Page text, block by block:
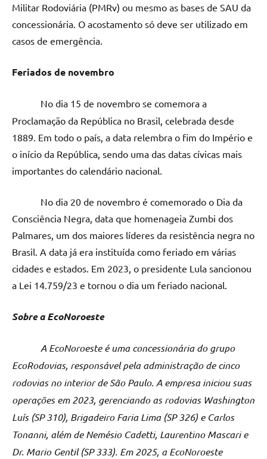
Militar Rodoviária (PMRv) ou mesmo as bases de SAU da
concessionária. O acostamento só deve ser utilizado em
casos de emergência.
Feriados de novembro
No dia 15 de novembro se comemora a
Proclamação da República no Brasil, celebrada desde
1889. Em todo o país, a data relembra o fim do Império e
o início da República, sendo uma das datas cívicas mais
importantes do calendário nacional.
No dia 20 de novembro é comemorado o Dia da
Consciência Negra, data que homenageia Zumbi dos
Palmares, um dos maiores líderes da resistência negra no
Brasil. A data já era instituída como feriado em várias
cidades e estados. Em 2023, o presidente Lula sancionou
a Lei 14.759/23 e tornou o dia um feriado nacional.
Sobre a EcoNoroeste
A EcoNoroeste é uma concessionária do grupo
EcoRodovias, responsável pela administração de cinco
rodovias no interior de São Paulo. A empresa iniciou suas
operações em 2023, gerenciando as rodovias Washington
Luís (SP 310), Brigadeiro Faria Lima (SP 326) e Carlos
Tonanni, além de Nemésio Cadetti, Laurentino Mascari e
Dr. Mario Gentil (SP 333). Em 2025, a EcoNoroeste